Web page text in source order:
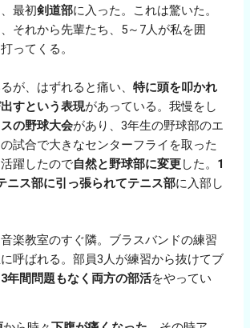
最初剣道部に入った。これは驚いた。
、それから先輩たち、5～7人が私を囲
ってくる。
が、はずれると痛い、特に頭を叩かれ
すという表現があっている。我慢をし
の野球大会があり、3年生の野球部のエ
試合で大きなセンターフライを取った
躍したので自然と野球部に変更した。 1
ニス部に引っ張られてテニス部に入部し
楽教室のすぐ隣。ブラスバンドの練習
呼ばれる。部員3人が練習から抜けてブ
3年間問題もなく両方の部活をやってい